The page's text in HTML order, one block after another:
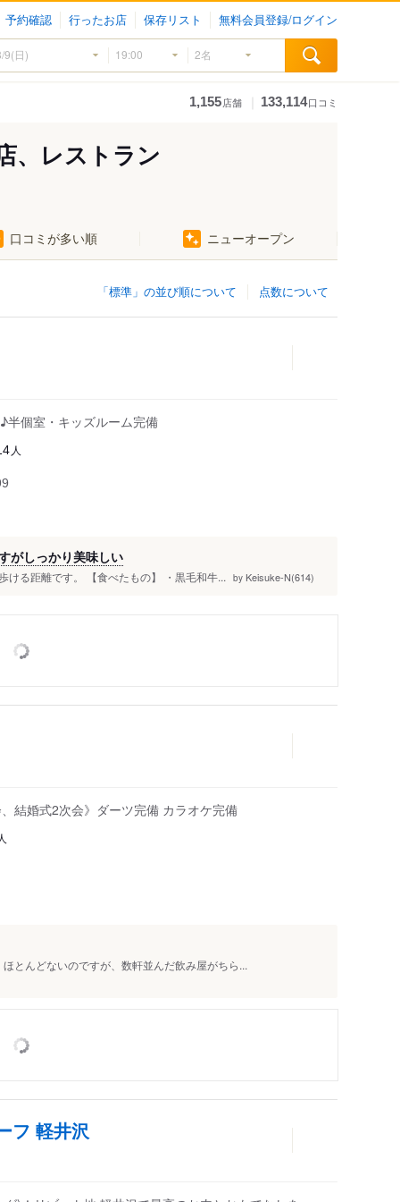
予約確認 行ったお店 保存リスト 無料会員登録/ログイン
1,155店舗 133,114口コミ
、レストラン
口コミが多い順 ニューオープン
点数について
「標準」の並び順について
半個室・キッズルーム完備
人
がしっかり美味しい
ける距離です。 【食べたもの】 ・黒毛和牛... by Keisuke-N(614)
結婚式2次会》ダーツ完備 カラオケ完備
とんどないのですが、数軒並んだ飲み屋がちら...
フ 軽井沢